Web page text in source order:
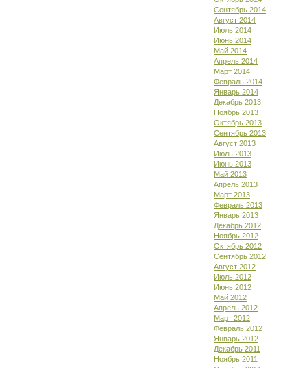
Сентябрь 2014
Август 2014
Июль 2014
Июнь 2014
Май 2014
Апрель 2014
Март 2014
Февраль 2014
Январь 2014
Декабрь 2013
Ноябрь 2013
Октябрь 2013
Сентябрь 2013
Август 2013
Июль 2013
Июнь 2013
Май 2013
Апрель 2013
Март 2013
Февраль 2013
Январь 2013
Декабрь 2012
Ноябрь 2012
Октябрь 2012
Сентябрь 2012
Август 2012
Июль 2012
Июнь 2012
Май 2012
Апрель 2012
Март 2012
Февраль 2012
Январь 2012
Декабрь 2011
Ноябрь 2011